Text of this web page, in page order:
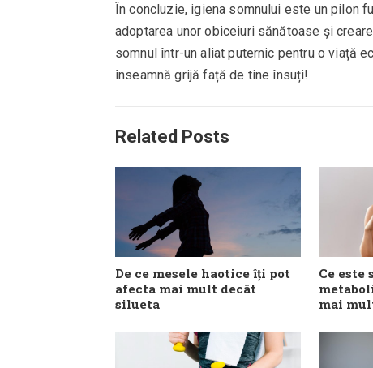
În concluzie, igiena somnului este un pilon
adoptarea unor obiceiuri sănătoase și
somnul într-un aliat puternic pentru o viață
înseamnă grijă față de tine însuți!
Related Posts
De ce mesele haotice îți pot
afecta mai mult decât
silueta
Ce este
mai